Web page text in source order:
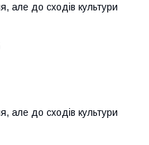
але до сходів культури
але до сходів культури